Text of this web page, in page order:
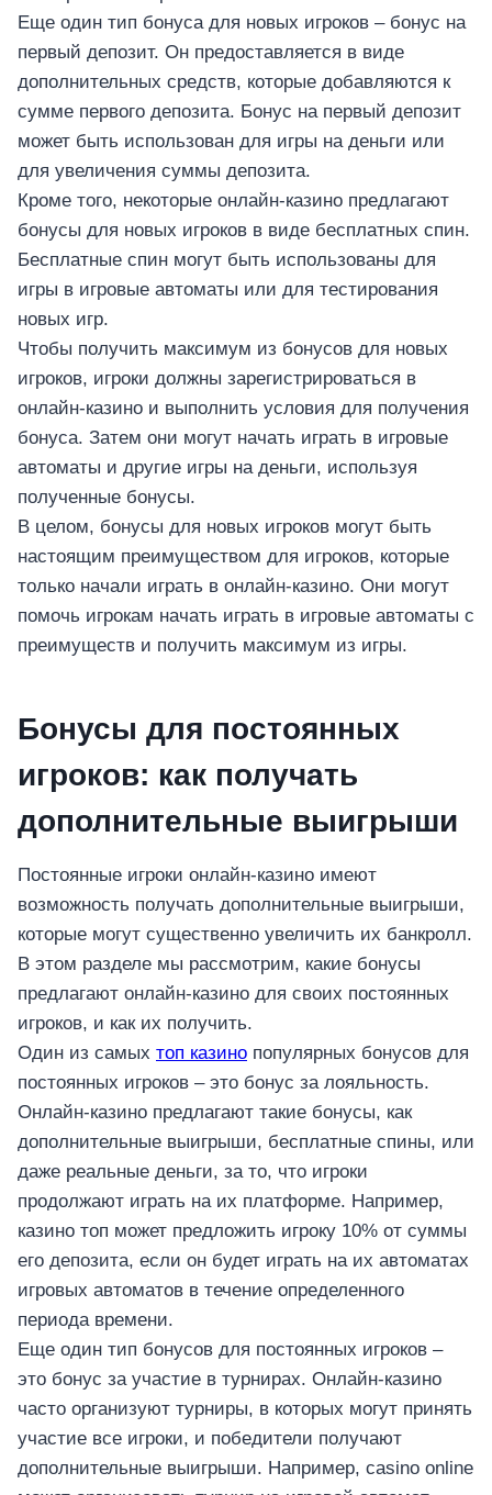
อุปกรณ์เพื่อความบันเทิง
อุปกรณ์เพื่อความบันเทิง
หูฟัง
ลำโพง
โทรทัศน์
สินค้าตามแบรนด์
Еще один тип бонуса для новых игроков – бонус на
первый депозит. Он предоставляется в виде
дополнительных средств, которые добавляются к
сумме первого депозита. Бонус на первый депозит
может быть использован для игры на деньги или
для увеличения суммы депозита.
Кроме того, некоторые онлайн-казино предлагают
бонусы для новых игроков в виде бесплатных спин.
Бесплатные спин могут быть использованы для
игры в игровые автоматы или для тестирования
новых игр.
Чтобы получить максимум из бонусов для новых
игроков, игроки должны зарегистрироваться в
онлайн-казино и выполнить условия для получения
бонуса. Затем они могут начать играть в игровые
автоматы и другие игры на деньги, используя
полученные бонусы.
В целом, бонусы для новых игроков могут быть
настоящим преимуществом для игроков, которые
только начали играть в онлайн-казино. Они могут
помочь игрокам начать играть в игровые автоматы с
преимуществ и получить максимум из игры.
Бонусы для постоянных
игроков: как получать
дополнительные выигрыши
Постоянные игроки онлайн-казино имеют
возможность получать дополнительные выигрыши,
которые могут существенно увеличить их банкролл.
В этом разделе мы рассмотрим, какие бонусы
предлагают онлайн-казино для своих постоянных
игроков, и как их получить.
Один из самых топ казино популярных бонусов для
постоянных игроков – это бонус за лояльность.
Онлайн-казино предлагают такие бонусы, как
дополнительные выигрыши, бесплатные спины, или
даже реальные деньги, за то, что игроки
продолжают играть на их платформе. Например,
казино топ может предложить игроку 10% от суммы
его депозита, если он будет играть на их автоматах
игровых автоматов в течение определенного
периода времени.
Еще один тип бонусов для постоянных игроков –
это бонус за участие в турнирах. Онлайн-казино
часто организуют турниры, в которых могут принять
участие все игроки, и победители получают
дополнительные выигрыши. Например, casino online